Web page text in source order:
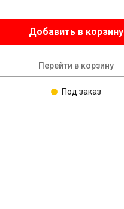
Добавить в корзину
Перейти в корзину
Под заказ